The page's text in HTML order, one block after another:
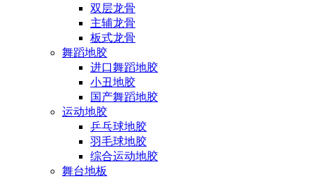
双层龙骨
主辅龙骨
板式龙骨
舞蹈地胶
进口舞蹈地胶
小丑地胶
国产舞蹈地胶
运动地胶
乒乓球地胶
羽毛球地胶
综合运动地胶
舞台地板